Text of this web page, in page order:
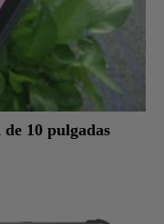
10 pulgadas